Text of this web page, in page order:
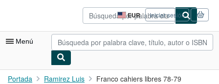
Pasar al contenido principal
EUR
Preferencias
de
compra
del
Iniciar sesión
Menú
Mi cuenta
Portada Ramirez Luis Franco cahiers libres 78-79